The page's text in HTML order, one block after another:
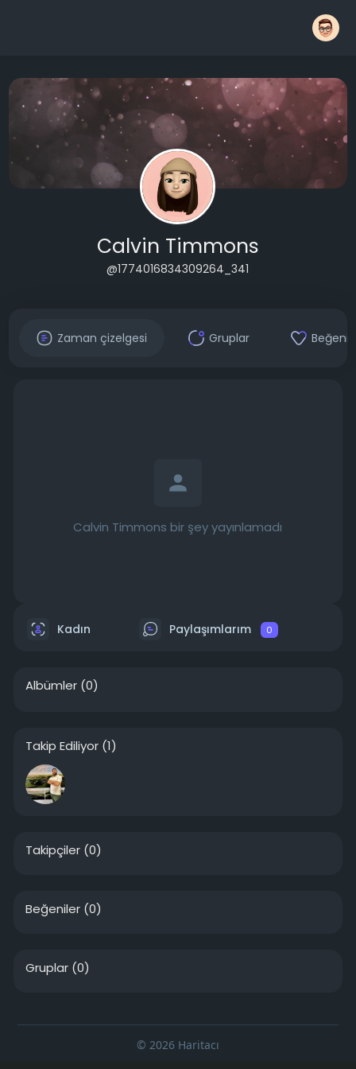
Calvin Timmons
@1774016834309264_341
Zaman çizelgesi Gruplar
Calvin Timmons bir şey yayınlamadı
Kadın Paylaşımlarım 0
Albümler (0)
Takip Ediliyor (1)
Takipçiler (0)
Beğeniler (0)
Gruplar (0)
© 2026 Haritacı